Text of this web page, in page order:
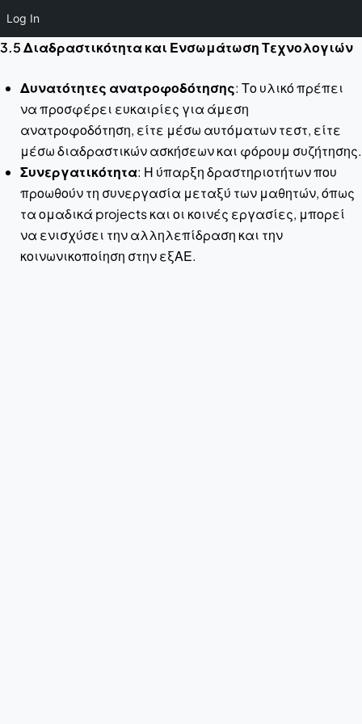
Log In
3.5 Διαδραστικότητα και Ενσωμάτωση Τεχνολογιών
Δυνατότητες ανατροφοδότησης: Το υλικό πρέπει
να προσφέρει ευκαιρίες για άμεση
ανατροφοδότηση, είτε μέσω αυτόματων τεστ, είτε
μέσω διαδραστικών ασκήσεων και φόρουμ συζήτησης.
Συνεργατικότητα: Η ύπαρξη δραστηριοτήτων που
προωθούν τη συνεργασία μεταξύ των μαθητών, όπως
τα ομαδικά projects και οι κοινές εργασίες, μπορεί
να ενισχύσει την αλληλεπίδραση και την
κοινωνικοποίηση στην εξΑΕ.